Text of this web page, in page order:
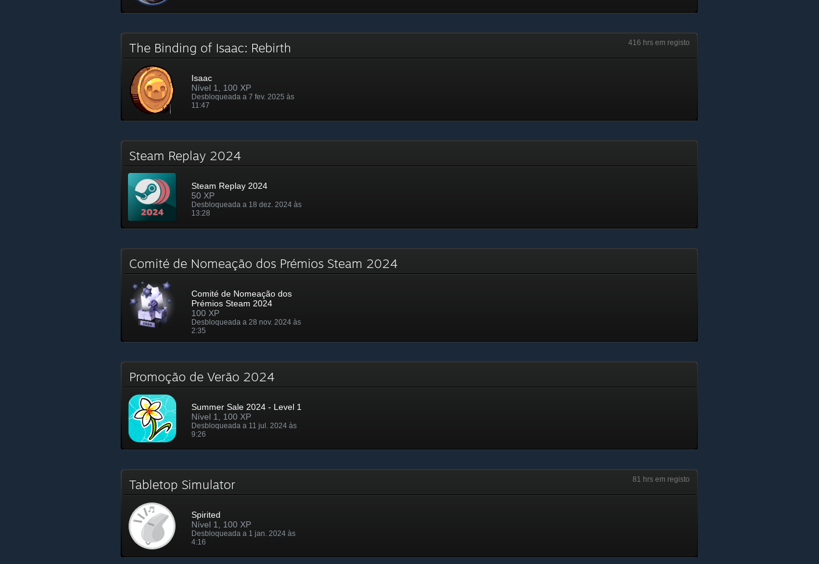
416 hrs em registo
The Binding of Isaac: Rebirth
Isaac
Nível 1, 100 XP
Desbloqueada a 7 fev. 2025 às
11:47
Steam Replay 2024
Steam Replay 2024
50 XP
Desbloqueada a 18 dez. 2024 às
13:28
Comité de Nomeação dos Prémios Steam 2024
Comité de Nomeação dos
Prémios Steam 2024
100 XP
Desbloqueada a 28 nov. 2024 às
2:35
Promoção de Verão 2024
Summer Sale 2024 - Level 1
Nível 1, 100 XP
Desbloqueada a 11 jul. 2024 às
9:26
81 hrs em registo
Tabletop Simulator
Spirited
Nível 1, 100 XP
Desbloqueada a 1 jan. 2024 às
4:16